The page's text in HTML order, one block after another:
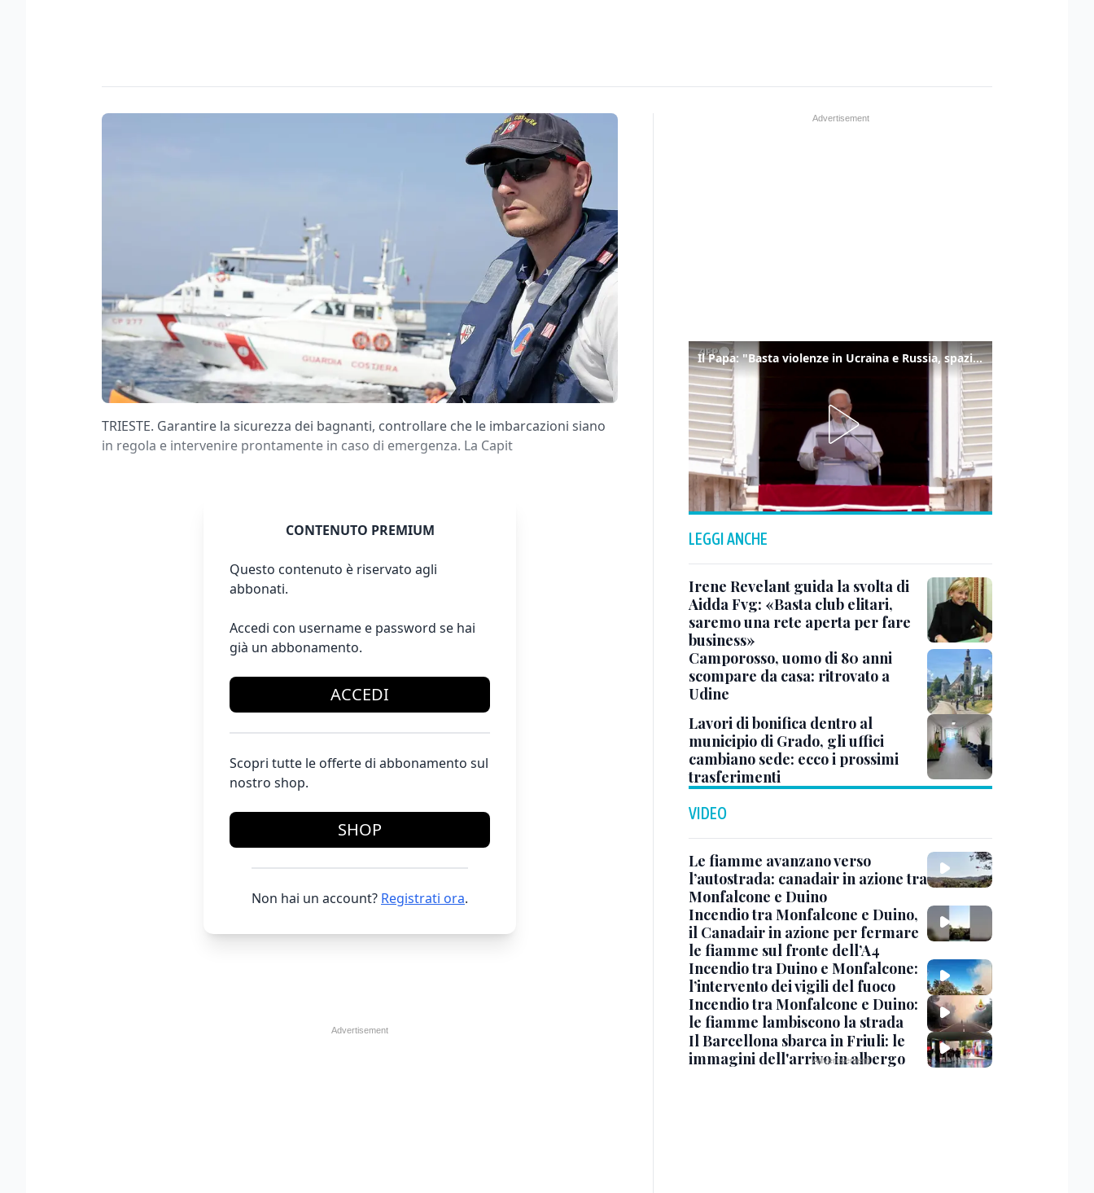
TRIESTE. Garantire la sicurezza dei bagnanti, controllare che le imbarcazioni siano
in regola e intervenire prontamente in caso di emergenza. La Capit
CONTENUTO PREMIUM
Questo contenuto è riservato agli
abbonati.
Accedi con username e password se hai
già un abbonamento.
ACCEDI
Scopri tutte le offerte di abbonamento sul
nostro shop.
SHOP
Non hai un account? Registrati ora.
Il Papa: "Basta violenze in Ucraina e Russia, spazio a diplomazia"
LEGGI ANCHE
Irene Revelant guida la svolta di
Aidda Fvg: «Basta club elitari,
saremo una rete aperta per fare
business»
Camporosso, uomo di 80 anni
scompare da casa: ritrovato a
Udine
Lavori di bonifica dentro al
municipio di Grado, gli uffici
cambiano sede: ecco i prossimi
trasferimenti
VIDEO
Le fiamme avanzano verso
l’autostrada: canadair in azione tra
Monfalcone e Duino
Incendio tra Monfalcone e Duino,
il Canadair in azione per fermare
le fiamme sul fronte dell’A4
Incendio tra Duino e Monfalcone:
l’intervento dei vigili del fuoco
Incendio tra Monfalcone e Duino:
le fiamme lambiscono la strada
Il Barcellona sbarca in Friuli: le
immagini dell'arrivo in albergo